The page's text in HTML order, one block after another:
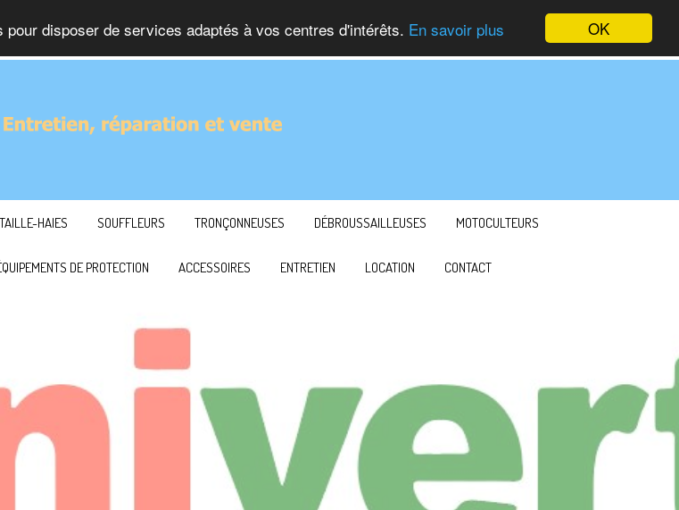
OK
disposer de services adaptés à vos centres d'intérêts. En savoir plus
TAILLE-HAIES SOUFFLEURS TRONÇONNEUSES DÉBROUSSAILLEUSES MOTOCULTEURS
DE PROTECTION ACCESSOIRES ENTRETIEN LOCATION CONTACT